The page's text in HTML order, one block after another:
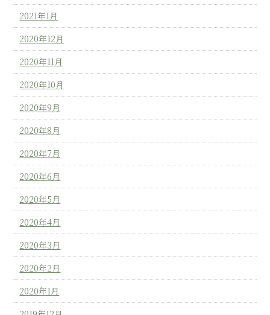
2021年1月
2020年12月
2020年11月
2020年10月
2020年9月
2020年8月
2020年7月
2020年6月
2020年5月
2020年4月
2020年3月
2020年2月
2020年1月